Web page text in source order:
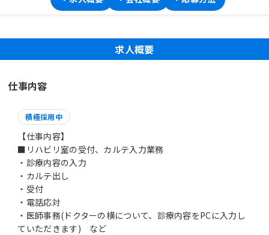
求人概要
仕事内容
積極採用中
【仕事内容】
■リハビリ室の受付、カルテ入力業務
・診療内容の入力
・カルテ出し
・受付
・電話応対
・医師事務(ドクターの横について、診療内容をPCに入力し
ていただきます) など